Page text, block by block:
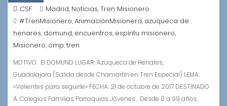
CSF Madrid, Noticias,Tren Misionero
#TrenMisionero,AnimaciónMisionera, azuqueca de
henares, domund, encuentros, espíritu misionero,
Misionero, omp,tren
MOTIVO: El DOMUND LUGAR: Azuqueca de Henares,
Guadalajara (Salida desde Chamartín en Tren Especial) LEMA:
«Valientes para seguirle» FECHA: 21 de octubre de 2017 DESTINADO
A: Colegios Familias Parroquias Jóvenes… Desde 0 a 99 años.